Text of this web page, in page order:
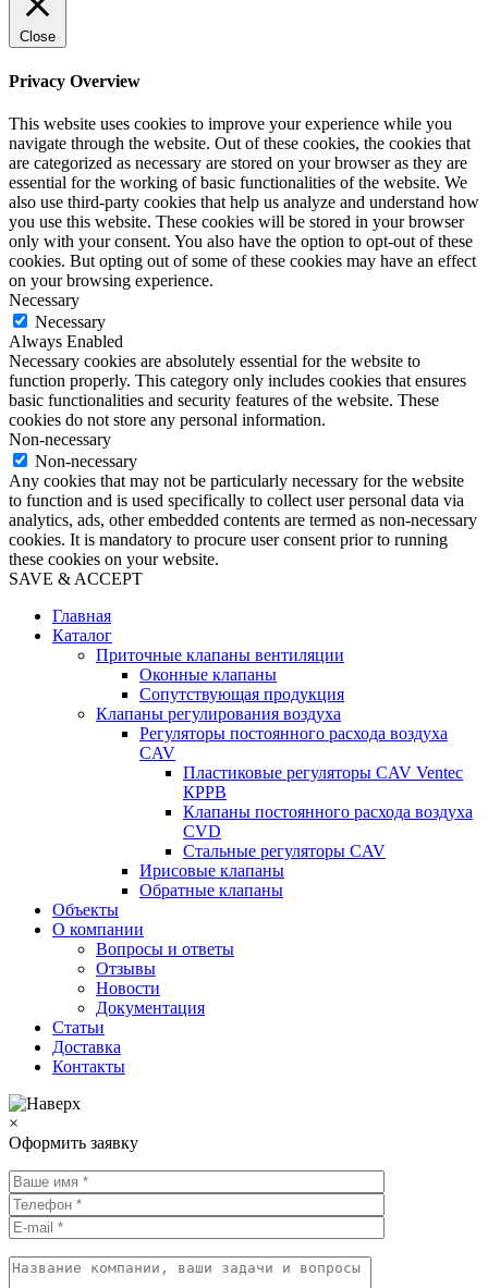
Close
Privacy Overview
This website uses cookies to improve your experience while you
navigate through the website. Out of these cookies, the cookies that
are categorized as necessary are stored on your browser as they are
essential for the working of basic functionalities of the website. We
also use third-party cookies that help us analyze and understand how
you use this website. These cookies will be stored in your browser
only with your consent. You also have the option to opt-out of these
cookies. But opting out of some of these cookies may have an effect
on your browsing experience.
Necessary
Necessary
Always Enabled
Necessary cookies are absolutely essential for the website to
function properly. This category only includes cookies that ensures
basic functionalities and security features of the website. These
cookies do not store any personal information.
Non-necessary
Non-necessary
Any cookies that may not be particularly necessary for the website
to function and is used specifically to collect user personal data via
analytics, ads, other embedded contents are termed as non-necessary
cookies. It is mandatory to procure user consent prior to running
these cookies on your website.
SAVE & ACCEPT
Главная
Каталог
Приточные клапаны вентиляции
Оконные клапаны
Сопутствующая продукция
Клапаны регулирования воздуха
Регуляторы постоянного расхода воздуха
CAV
Пластиковые регуляторы CAV Ventec
КРРВ
Клапаны постоянного расхода воздуха
CVD
Стальные регуляторы CAV
Ирисовые клапаны
Обратные клапаны
Объекты
О компании
Вопросы и ответы
Отзывы
Новости
Документация
Статьи
Доставка
Контакты
×
Оформить заявку